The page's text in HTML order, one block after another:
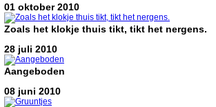
01 oktober 2010
Zoals het klokje thuis tikt, tikt het nergens.
28 juli 2010
Aangeboden
08 juni 2010